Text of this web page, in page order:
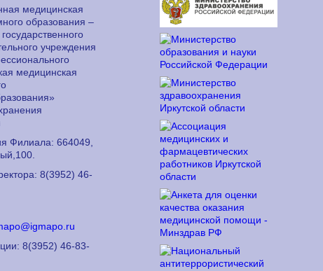
медицинская
образования –
учреждения
медицинская
Филиала: 664049,
8(3952) 46-
8(3952) 46-83-